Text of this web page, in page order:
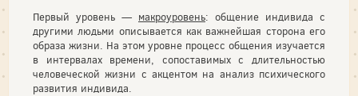
Первый уровень — макроуровень: общение индивида с
другими людьми описывается как важнейшая сторона его
образа жизни. На этом уровне процесс общения изучается
в интервалах времени, сопоставимых с длительностью
человеческой жизни с акцентом на анализ психического
развития индивида.